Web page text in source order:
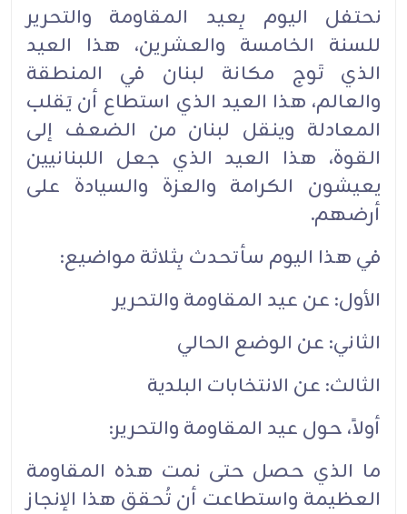
نحتفل اليوم بِعيد المقاومة والتحرير
للسنة الخامسة والعشرين، هذا العيد
الذي تَوج مكانة لبنان في ‏المنطقة
‏والعالم، هذا العيد الذي استطاع أن يَقلب
المعادلة وينقل لبنان من الضعف إلى
القوة، هذا العيد ‏الذي جعل ‏اللبنانيين
يعيشون الكرامة والعزة والسيادة على
أرضهم.‏
في هذا اليوم سأتحدث بِثلاثة مواضيع:‏
الأول: عن عيد المقاومة والتحرير
الثاني: عن الوضع الحالي
الثالث: عن الانتخابات البلدية
أولاً، حول عيد المقاومة والتحرير: ‏
ما الذي حصل حتى نمت هذه المقاومة
العظيمة واستطاعت أن تُحقق ‏هذا الإنجاز